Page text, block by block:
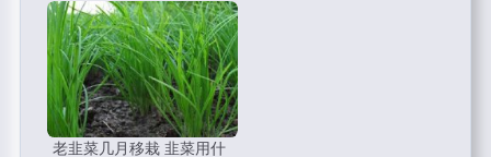
老韭菜几月移栽 韭菜用什